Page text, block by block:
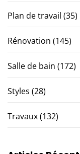
Plan de travail (35)
Rénovation (145)
Salle de bain (172)
Styles (28)
Travaux(132)